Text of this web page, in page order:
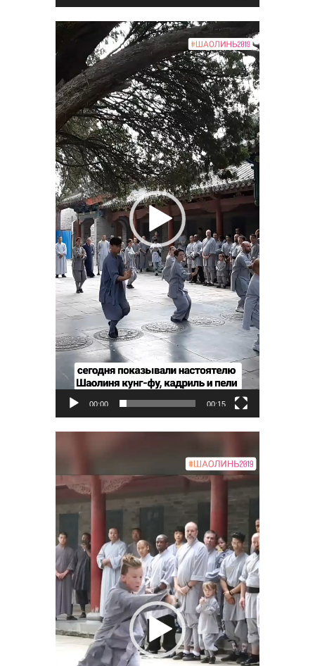
Видеоплеер
00:00 00:15